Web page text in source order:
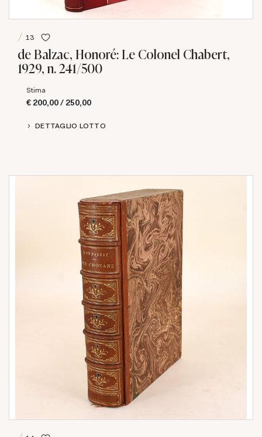
13
de Balzac, Honoré: Le Colonel Chabert,
1929, n. 241/500
Stima
€ 200,00 / 250,00
DETTAGLIO LOTTO